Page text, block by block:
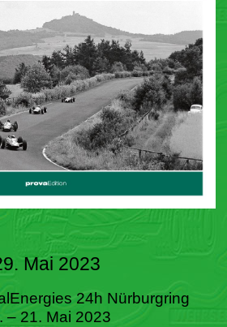
Mai 2023
24h Nürburgring
– 21. Mai 2023